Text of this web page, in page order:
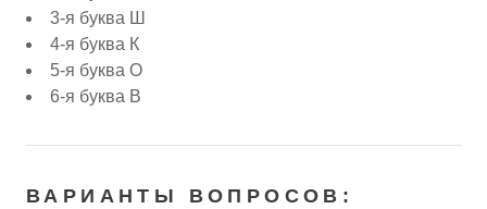
3-я буква Ш
4-я буква К
5-я буква О
6-я буква В
ВАРИАНТЫ ВОПРОСОВ: